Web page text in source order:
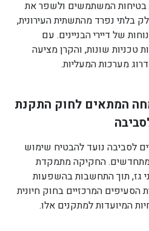
בטיחות המשתמשים ולשפר את
בלתי נפרד מהתשתית העירונית,
של דיירי הבניינים. עם
טכניות שונות, והקרן מציעה
מערכות המעליות.
המתאים לחוק התקנת
לסביבה נועד להבטיח שימוש
מתחדשים. החקיקה מתמקדת
גז, תוך התחשבות בהשפעות
הסעיפים המרכזיים בחוק חיונית
המיועדות למתקנים אלו.